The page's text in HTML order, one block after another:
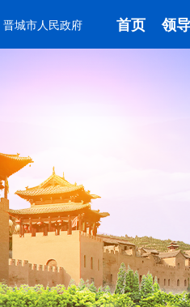
晋城市人民政府 首页 领